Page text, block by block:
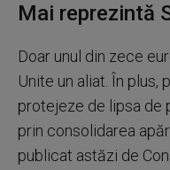
Mai reprezintă
Doar unul din zece
Unite un aliat. În plus,
protejeze de lipsa de
prin consolidarea
publicat astăzi de